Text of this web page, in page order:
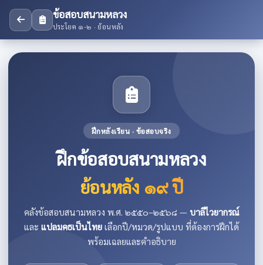
ข้อสอบสนามหลวง
ประโยค ๑-๒ · ย้อนหลัง
ฝึกหลังเรียน · ข้อสอบจริง
ฝึกข้อสอบสนามหลวง
ย้อนหลัง ๑๙ ปี
คลังข้อสอบสนามหลวง พ.ศ. ๒๕๕๐–๒๕๖๘ — บาลีไวยากรณ์
และ แปลมคธเป็นไทย เลือกปี/หมวด/รูปแบบ ที่ต้องการฝึกได้
พร้อมเฉลยและคำอธิบาย